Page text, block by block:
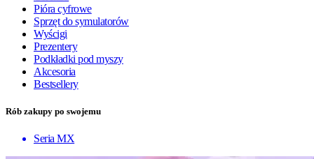
Pióra cyfrowe
Sprzęt do symulatorów
Wyścigi
Prezentery
Podkładki pod myszy
Akcesoria
Bestsellery
Rób zakupy po swojemu
Seria MX